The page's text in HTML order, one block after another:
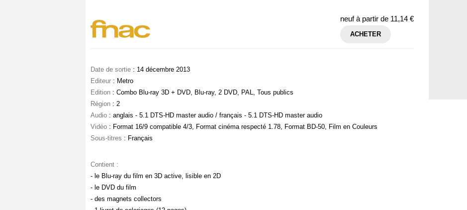
neuf à partir de 11,14 €
ACHETER
Date de sortie : 14 décembre 2013
Editeur : Metro
Edition : Combo Blu-ray 3D + DVD, Blu-ray, 2 DVD, PAL, Tous publics
Région : 2
Audio : anglais - 5.1 DTS-HD master audio / français - 5.1 DTS-HD master audio
Vidéo : Format 16/9 compatible 4/3, Format cinéma respecté 1.78, Format BD-50, Film en Couleurs
Sous-titres : Français
Contient :
- le Blu-ray du film en 3D active, lisible en 2D
- le DVD du film
- des magnets collectors